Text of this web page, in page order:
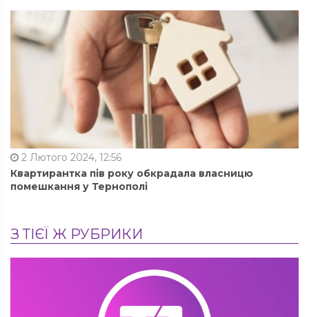
2 Лютого 2024, 12:56
Квартирантка пів року обкрадала власницю
помешкання у Тернополі
З ТІЄЇ Ж РУБРИКИ